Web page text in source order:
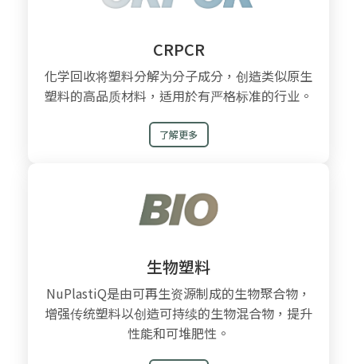
CRPCR
化学回收将塑料分解为分子成分，创造类似原生
塑料的高品质材料，适用於有严格标准的行业。
了解更多
生物塑料
NuPlastiQ是由可再生资源制成的生物聚合物，
增强传统塑料以创造可持续的生物混合物，提升
性能和可堆肥性。